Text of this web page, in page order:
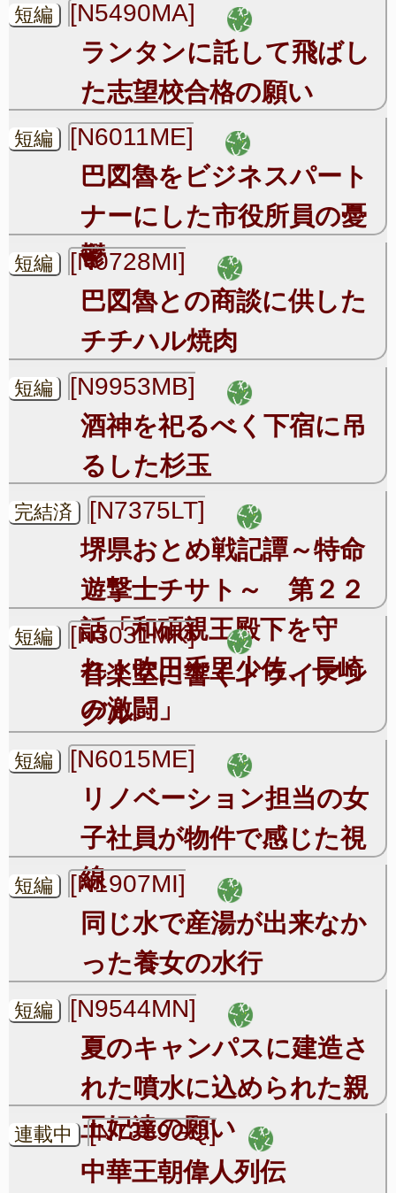
短編 [N5490MA]
ランタンに託して飛ばし
た志望校合格の願い
短編 [N6011ME]
巴図魯をビジネスパート
ナーにした市役所員の憂
鬱
短編 [N0728MI]
巴図魯との商談に供した
チチハル焼肉
短編 [N9953MB]
酒神を祀るべく下宿に吊
るした杉玉
完結済 [N7375LT]
堺県おとめ戦記譚～特命
遊撃士チサト～ 第２２
話「和碩親王殿下を守
れ！吹田千里少佐、長崎
の激闘」
短編 [N3031MK]
音楽室に響くトライアン
グル
短編 [N6015ME]
リノベーション担当の女
子社員が物件で感じた視
線
短編 [N1907MI]
同じ水で産湯が出来なか
った養女の水行
短編 [N9544MN]
夏のキャンパスに建造さ
れた噴水に込められた親
王妃達の願い
連載中 [N7389GQ]
中華王朝偉人列伝